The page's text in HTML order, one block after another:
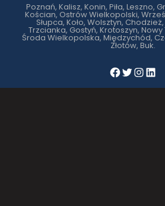
Poznań, Kalisz, Konin, Piła, Leszno,
Kościan, Ostrów Wielkopolski,
Słupca, Koło, Wolsztyn,
Trzcianka, Gostyń, Krotoszyn, Nowy
Środa Wielkopolska, Międzychód,
Złotów, Buk.
Facebook Twitter Instagram LinkedIn